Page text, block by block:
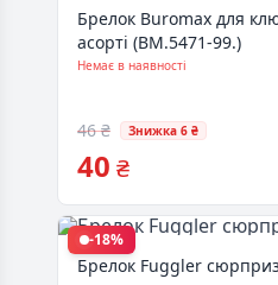
Брелок Buromax для
асорті (BM.5471-99.)
Немає в наявності
46 ₴ Знижка 6 ₴
40 ₴
-18%
Брелок Fuggler